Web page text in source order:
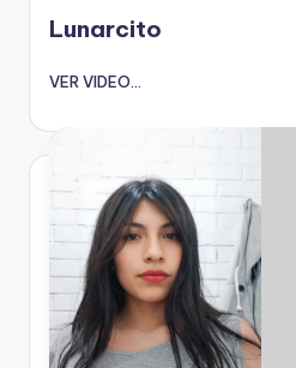
en
Lunarcito
VER VIDEO...